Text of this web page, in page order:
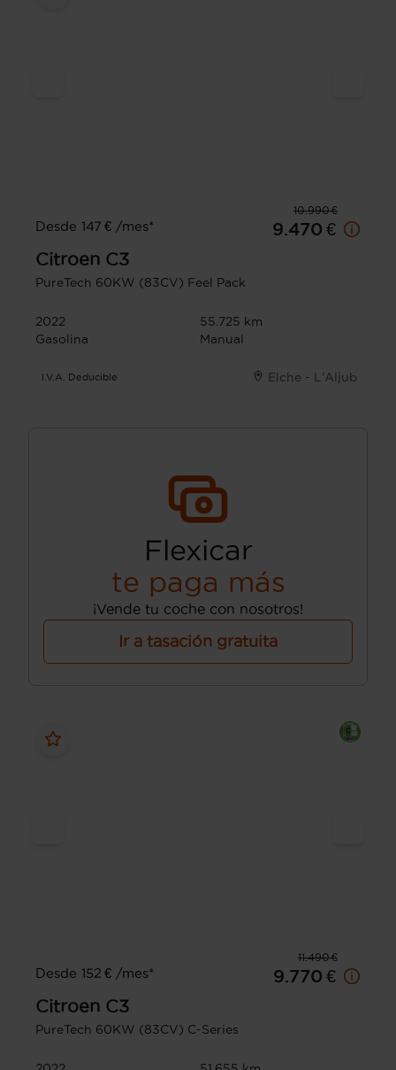
10.990 €
Desde 147 € /mes*
9.470 €
Citroen C3
PureTech 60KW (83CV) Feel Pack
2022
55.725 km
Gasolina
Manual
I.V.A. Deducible Elche - L'Aljub
Flexicar
te paga más
¡Vende tu coche con nosotros!
Ir a tasación gratuita
11.490 €
Desde 152 € /mes*
9.770 €
Citroen C3
PureTech 60KW (83CV) C-Series